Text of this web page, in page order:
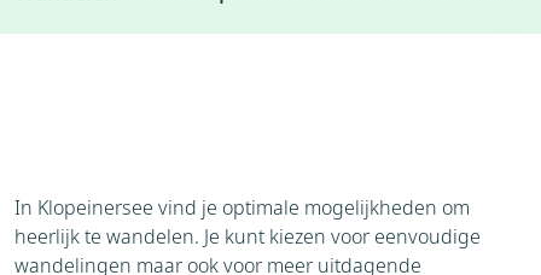
Weer
In Klopeinersee vind je optimale mogelijkheden om
heerlijk te wandelen. Je kunt kiezen voor eenvoudige
wandelingen maar ook voor meer uitdagende